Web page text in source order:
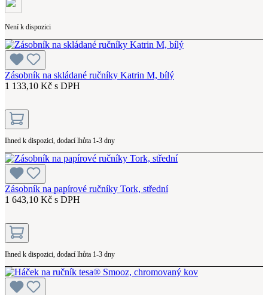
Není k dispozici
Zásobník na skládané ručníky Katrin M, bílý
1 133,10 Kč s DPH
Ihned k dispozici, dodací lhůta 1-3 dny
Zásobník na papírové ručníky Tork, střední
1 643,10 Kč s DPH
Ihned k dispozici, dodací lhůta 1-3 dny